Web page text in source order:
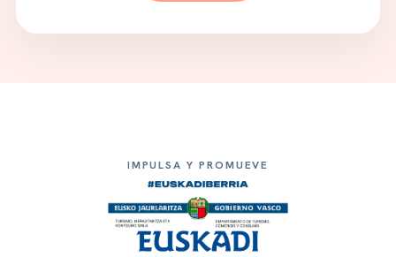
IMPULSA Y PROMUEVE